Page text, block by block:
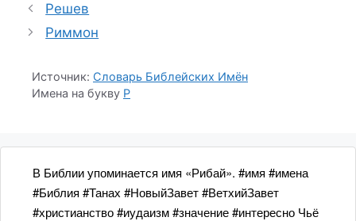
Решев
Риммон
Источник: Словарь Библейских Имён
Имена на букву Р
В Библии упоминается имя «Рибай». #имя #имена
#Библия #Танах #НовыйЗавет #ВетхийЗавет
#христианство #иудаизм #значение #интересно Чьё